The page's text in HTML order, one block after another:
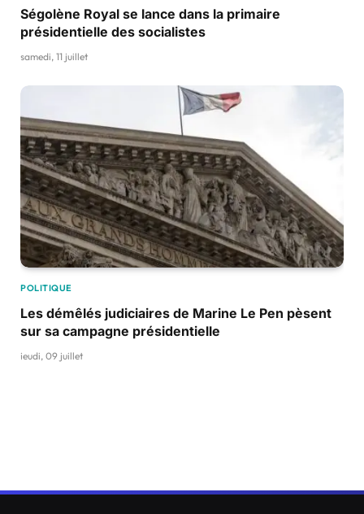
Ségolène Royal se lance dans la primaire
présidentielle des socialistes
samedi, 11 juillet
POLITIQUE
Les démêlés judiciaires de Marine Le Pen pèsent
sur sa campagne présidentielle
jeudi, 09 juillet